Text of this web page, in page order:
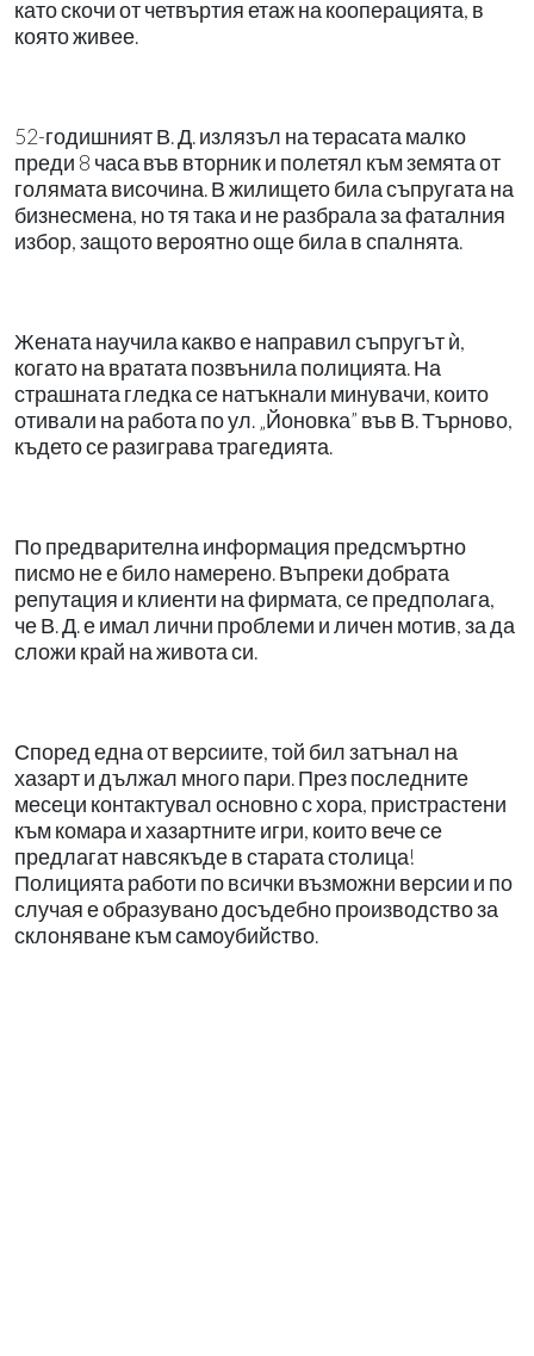
като скочи от четвъртия етаж на кооперацията, в
която живее.
52-годишният В. Д. излязъл на терасата малко
преди 8 часа във вторник и полетял към земята от
голямата височина. В жилището била съпругата на
бизнесмена, но тя така и не разбрала за фаталния
избор, защото вероятно още била в спалнята.
Жената научила какво е направил съпругът ѝ,
когато на вратата позвънила полицията. На
страшната гледка се натъкнали минувачи, които
отивали на работа по ул. „Йоновка” във В. Търново,
където се разиграва трагедията.
По предварителна информация предсмъртно
писмо не е било намерено. Въпреки добрата
репутация и клиенти на фирмата, се предполага,
че В. Д. е имал лични проблеми и личен мотив, за да
сложи край на живота си.
Според една от версиите, той бил затънал на
хазарт и дължал много пари. През последните
месеци контактувал основно с хора, пристрастени
към комара и хазартните игри, които вече се
предлагат навсякъде в старата столица!
Полицията работи по всички възможни версии и по
случая е образувано досъдебно производство за
склоняване към самоубийство.